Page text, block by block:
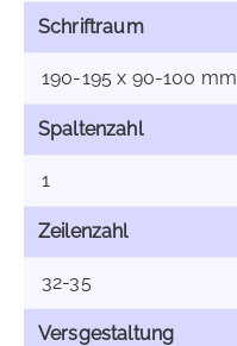
Schriftraum
190-195 x 90-100 mm
Spaltenzahl
1
Zeilenzahl
32-35
Versgestaltung